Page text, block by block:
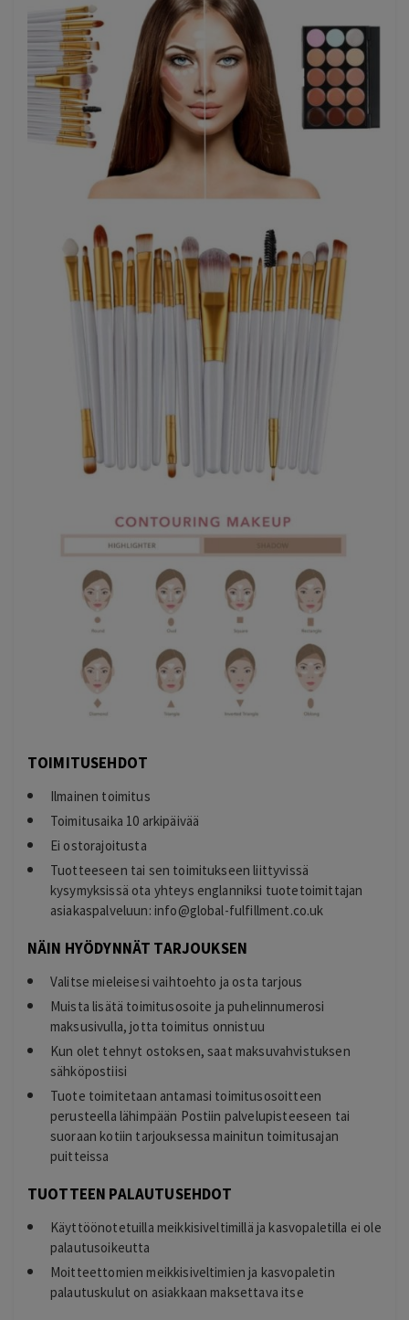
TOIMITUSEHDOT
Ilmainen toimitus
Toimitusaika 10 arkipäivää
Ei ostorajoitusta
Tuotteeseen tai sen toimitukseen liittyvissä
kysymyksissä ota yhteys englanniksi tuotetoimittajan
asiakaspalveluun: info@global-fulfillment.co.uk
NÄIN HYÖDYNNÄT TARJOUKSEN
Valitse mieleisesi vaihtoehto ja osta tarjous
Muista lisätä toimitusosoite ja puhelinnumerosi
maksusivulla, jotta toimitus onnistuu
Kun olet tehnyt ostoksen, saat maksuvahvistuksen
sähköpostiisi
Tuote toimitetaan antamasi toimitusosoitteen
perusteella lähimpään Postiin palvelupisteeseen tai
suoraan kotiin tarjouksessa mainitun toimitusajan
puitteissa
TUOTTEEN PALAUTUSEHDOT
Käyttöönotetuilla meikkisiveltimillä ja kasvopaletilla ei ole
palautusoikeutta
Moitteettomien meikkisiveltimien ja kasvopaletin
palautuskulut on asiakkaan maksettava itse